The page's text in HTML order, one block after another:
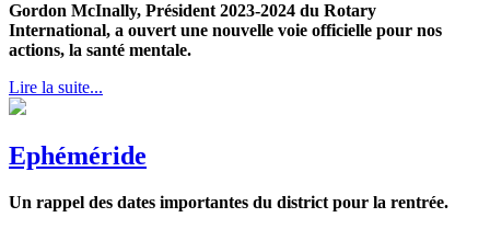
Gordon McInally, Président 2023-2024 du Rotary
International, a ouvert une nouvelle voie officielle pour nos
actions, la santé mentale.
Lire la suite...
Ephéméride
Un rappel des dates importantes du district pour la rentrée.